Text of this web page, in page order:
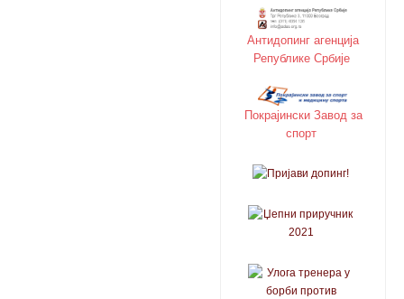
Антидопинг агенција
Републике Србије
Покрајински Завод за
спорт